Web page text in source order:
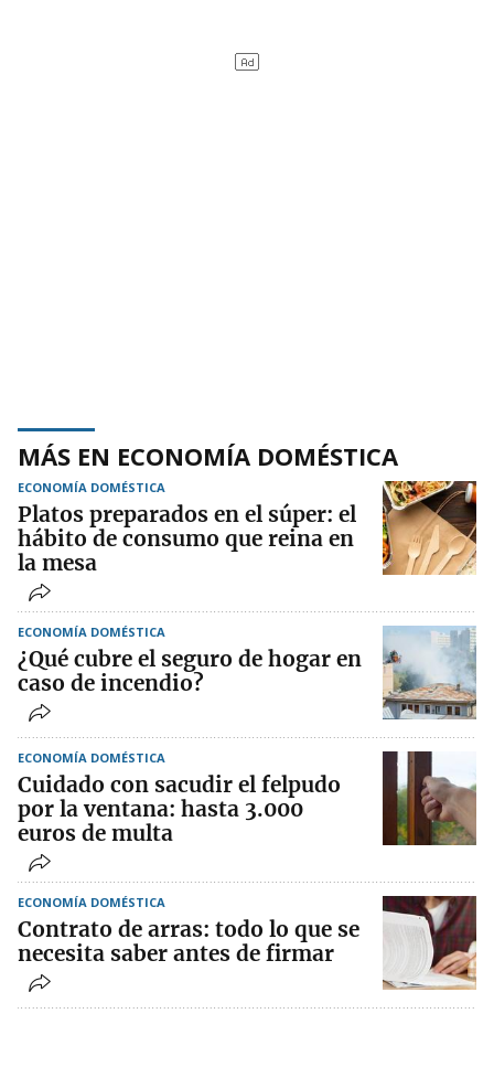
MÁS EN ECONOMÍA DOMÉSTICA
ECONOMÍA DOMÉSTICA
Platos preparados en el súper: el
hábito de consumo que reina en
la mesa
ECONOMÍA DOMÉSTICA
¿Qué cubre el seguro de hogar en
caso de incendio?
ECONOMÍA DOMÉSTICA
Cuidado con sacudir el felpudo
por la ventana: hasta 3.000
euros de multa
ECONOMÍA DOMÉSTICA
Contrato de arras: todo lo que se
necesita saber antes de firmar